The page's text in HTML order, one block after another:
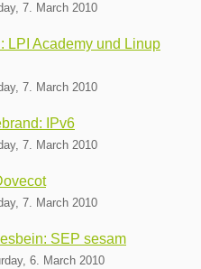
7. March 2010
LPI Academy und Linup
7. March 2010
IPv6
7. March 2010
7. March 2010
SEP sesam
6. March 2010